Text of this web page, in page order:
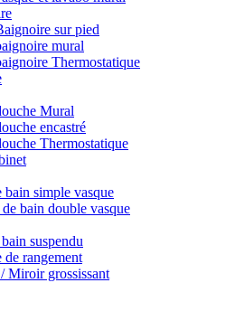
sur pied
mural
Thermostatique
Mural
encastré
Thermostatique
bain simple vasque
bain double vasque
suspendu
rangement
Miroir grossissant